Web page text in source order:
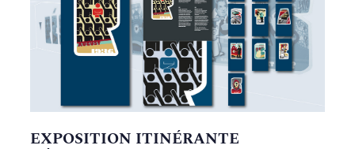
EXPOSITION ITINÉRANTE